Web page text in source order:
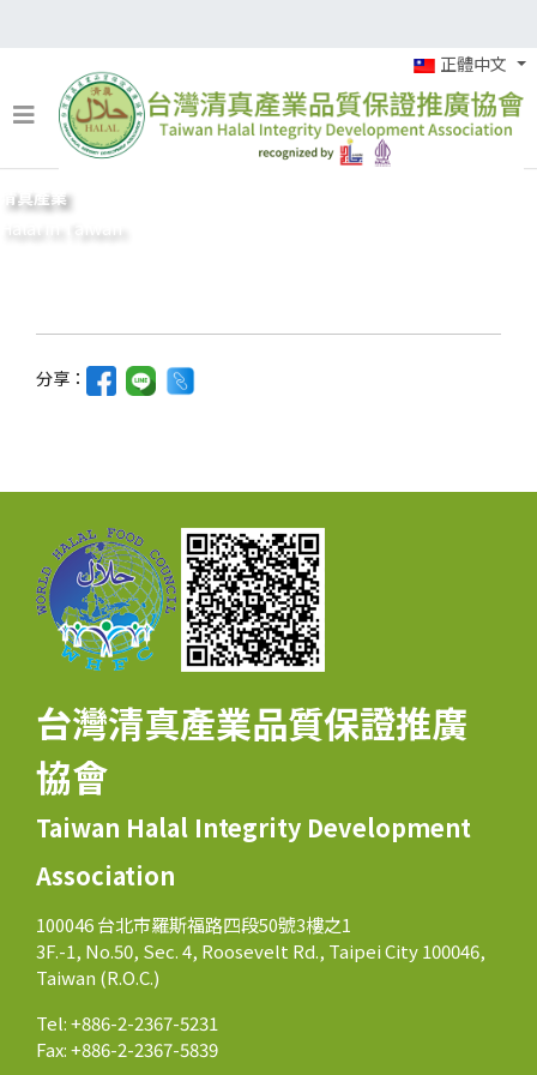
正體中文
清真產業
Halal in Taiwan
分享：
台灣清真產業品質保證推廣
協會
Taiwan Halal Integrity Development
Association
100046 台北市羅斯福路四段50號3樓之1
3F.-1, No.50, Sec. 4, Roosevelt Rd., Taipei City 100046,
Taiwan (R.O.C.)
Tel: +886-2-2367-5231
Fax: +886-2-2367-5839